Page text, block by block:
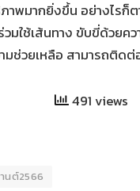
ภาพมากยิ่งขึ้น อย่างไ
ใช้เส้นทาง ขับขี่ด้วยค
ช่วยเหลือ สามารถติด
491 views
นต์2566